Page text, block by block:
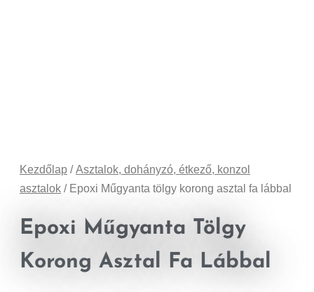
Kezdőlap /Asztalok, dohányzó, étkező, konzol
asztalok / Epoxi Műgyanta tölgy korong asztal fa lábbal
Epoxi Műgyanta Tölgy
Korong Asztal Fa Lábbal